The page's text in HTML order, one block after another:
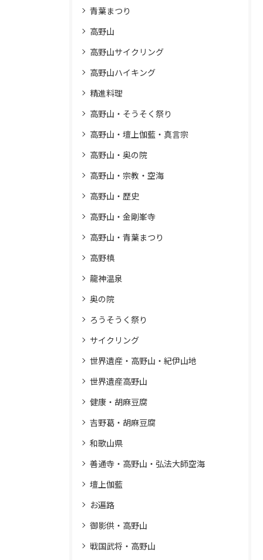
青葉まつり
高野山
高野山サイクリング
高野山ハイキング
精進料理
高野山・そうそく祭り
高野山・壇上伽藍・真言宗
高野山・奥の院
高野山・宗教・空海
高野山・歴史
高野山・金剛峯寺
高野山・青葉まつり
高野槙
龍神温泉
奥の院
ろうそうく祭り
サイクリング
世界遺産・高野山・紀伊山地
世界遺産高野山
健康・胡麻豆腐
吉野葛・胡麻豆腐
和歌山県
善通寺・高野山・弘法大師空海
壇上伽藍
お遍路
御影供・高野山
戦国武将・高野山